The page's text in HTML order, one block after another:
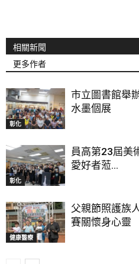
相關新聞
更多作者
彰化
市立圖書館舉
水墨個展
彰化
員高第23屆美
愛好者蒞...
健康醫療
父親節照護族
賽關懷身心靈